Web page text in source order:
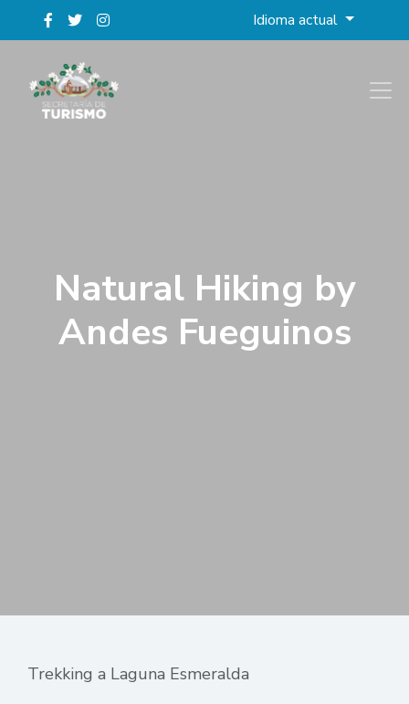
Idioma actual
Natural Hiking by
Andes Fueguinos
Trekking a Laguna Esmeralda